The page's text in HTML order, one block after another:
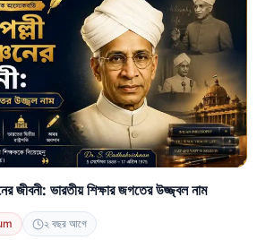
জীবনী: ভারতীয় শিক্ষার জগতের উজ্জ্বল নাম
২ বছর আগে